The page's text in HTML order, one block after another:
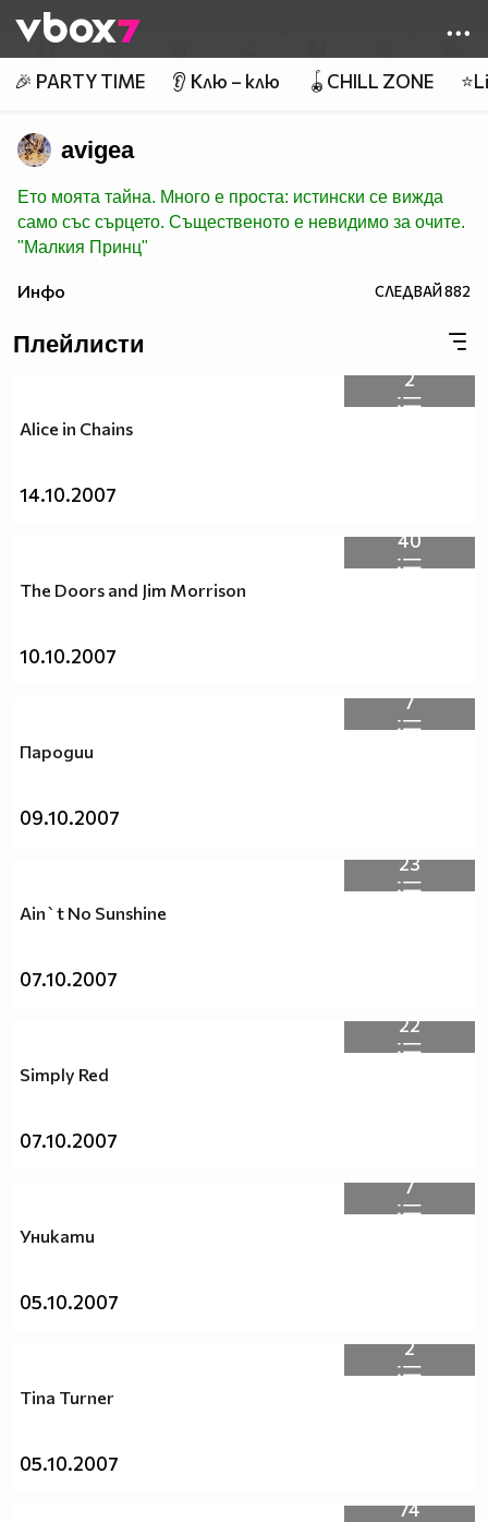
👾
🎉 PARTY TIME 👂 Клю – клю 🪀CHILL ZONE
avigea
Ето моята тайна. Много е проста: истински се вижда
само със сърцето. Същественото е невидимо за очите.
"Малкия Принц"
Инфо СЛЕДВАЙ882
Плейлисти
2
Alice in Chains
14.10.2007
40
The Doors and Jim Morrison
10.10.2007
7
Пародии
09.10.2007
23
Ain`t No Sunshine
07.10.2007
22
Simply Red
07.10.2007
7
Уникати
05.10.2007
2
Tina Turner
05.10.2007
74